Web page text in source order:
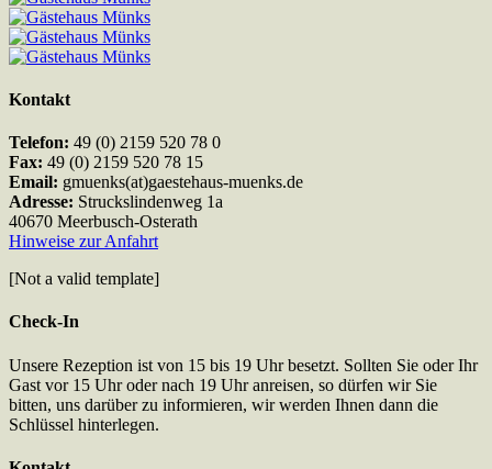
Kontakt
Telefon: 49 (0) 2159 520 78 0
Fax: 49 (0) 2159 520 78 15
Email: gmuenks(at)gaestehaus-muenks.de
Adresse: Struckslindenweg 1a
40670 Meerbusch-Osterath
Hinweise zur Anfahrt
[Not a valid template]
Check-In
Unsere Rezeption ist von 15 bis 19 Uhr besetzt. Sollten Sie oder Ihr
Gast vor 15 Uhr oder nach 19 Uhr anreisen, so dürfen wir Sie
bitten, uns darüber zu informieren, wir werden Ihnen dann die
Schlüssel hinterlegen.